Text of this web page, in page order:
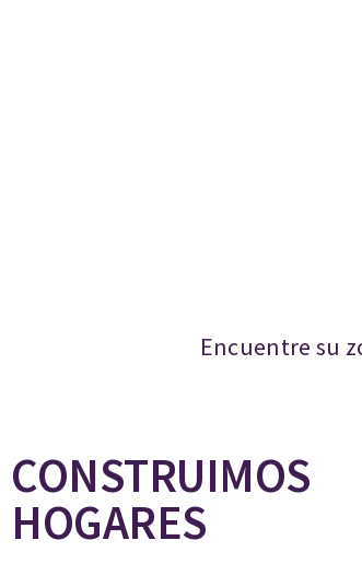
Encuentre su
CONSTRUIMOS
HOGARES